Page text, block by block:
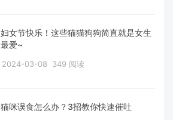
妇女节快乐！这些猫猫狗狗简直就是女生
最爱~
2024-03-08 349 阅读
猫咪误食怎么办？3招教你快速催吐